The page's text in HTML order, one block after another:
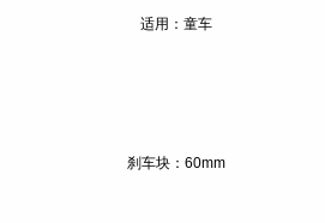
适用：童车
刹车块：60mm